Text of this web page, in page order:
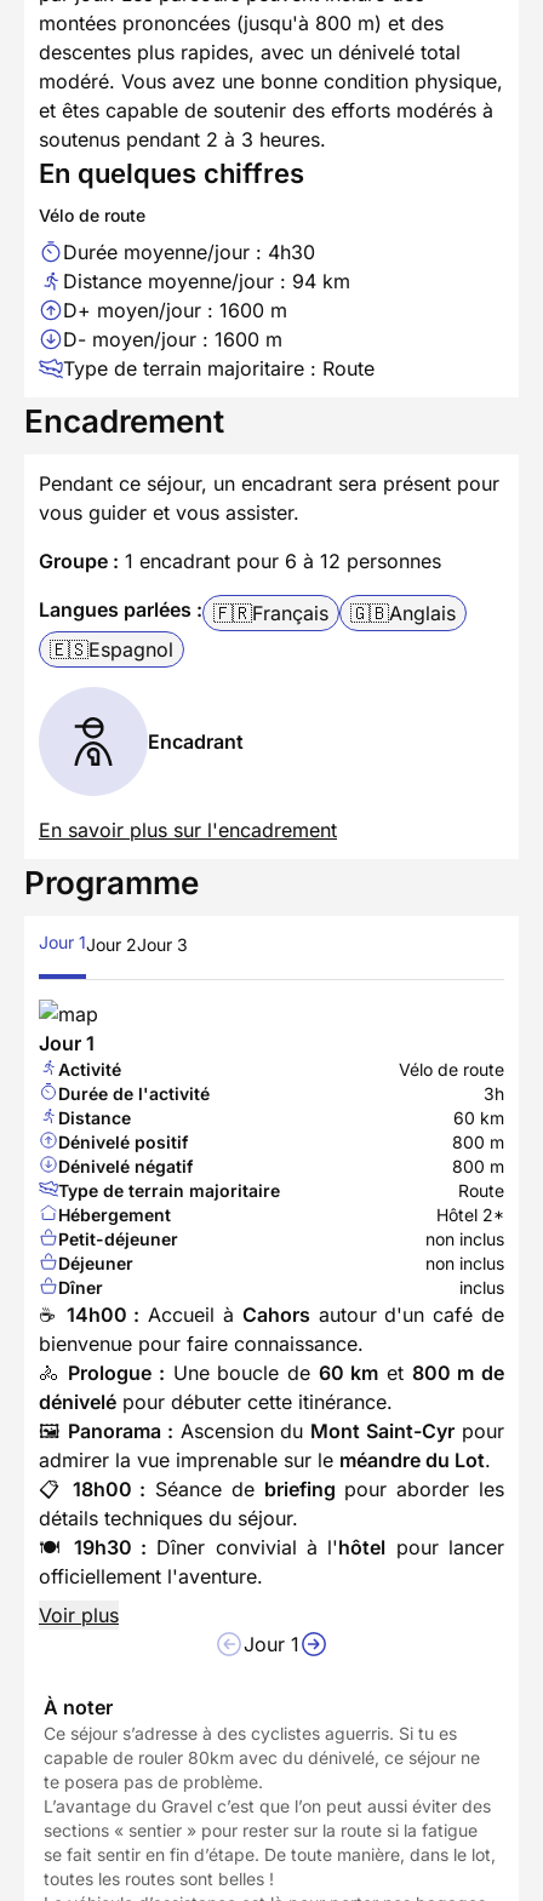
montées prononcées (jusqu'à 800 m) et des
descentes plus rapides, avec un dénivelé total
modéré. Vous avez une bonne condition physique,
et êtes capable de soutenir des efforts modérés à
soutenus pendant 2 à 3 heures.
En quelques chiffres
Vélo de route
Durée moyenne/jour : 4h30
Distance moyenne/jour : 94 km
D+ moyen/jour : 1600 m
D- moyen/jour : 1600 m
Type de terrain majoritaire : Route
Encadrement
Pendant ce séjour, un encadrant sera présent pour
vous guider et vous assister.
Groupe : 1 encadrant pour 6 à 12 personnes
Langues parlées : 🇫🇷Français 🇬🇧Anglais
🇪🇸Espagnol
Encadrant
En savoir plus sur l'encadrement
Programme
Jour 1Jour 2Jour 3
Jour 1
Activité
Vélo de route
Durée de l'activité
3h
Distance
60 km
Dénivelé positif
800 m
Dénivelé négatif
800 m
Type de terrain majoritaire
Route
Hébergement
Hôtel 2*
Petit-déjeuner
non inclus
Déjeuner
non inclus
Dîner
inclus
☕ 14h00 : Accueil à Cahors autour d'un café de
bienvenue pour faire connaissance.
🚴 Prologue : Une boucle de 60 km et 800 m de
dénivelé pour débuter cette itinérance.
🖼️ Panorama : Ascension du Mont Saint-Cyr pour
admirer la vue imprenable sur le méandre du Lot.
📋 18h00 : Séance de briefing pour aborder les
détails techniques du séjour.
🍽️ 19h30 : Dîner convivial à l'hôtel pour lancer
officiellement l'aventure.
Voir plus
Jour 1
À noter
Ce séjour s’adresse à des cyclistes aguerris. Si tu es
capable de rouler 80km avec du dénivelé, ce séjour ne
te posera pas de problème.
L’avantage du Gravel c’est que l’on peut aussi éviter des
sections « sentier » pour rester sur la route si la fatigue
se fait sentir en fin d’étape. De toute manière, dans le lot,
toutes les routes sont belles !